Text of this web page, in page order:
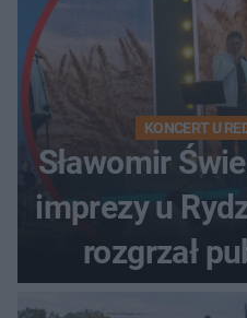
KONCERT U
Sławomir
imprezy u
rozgrzał